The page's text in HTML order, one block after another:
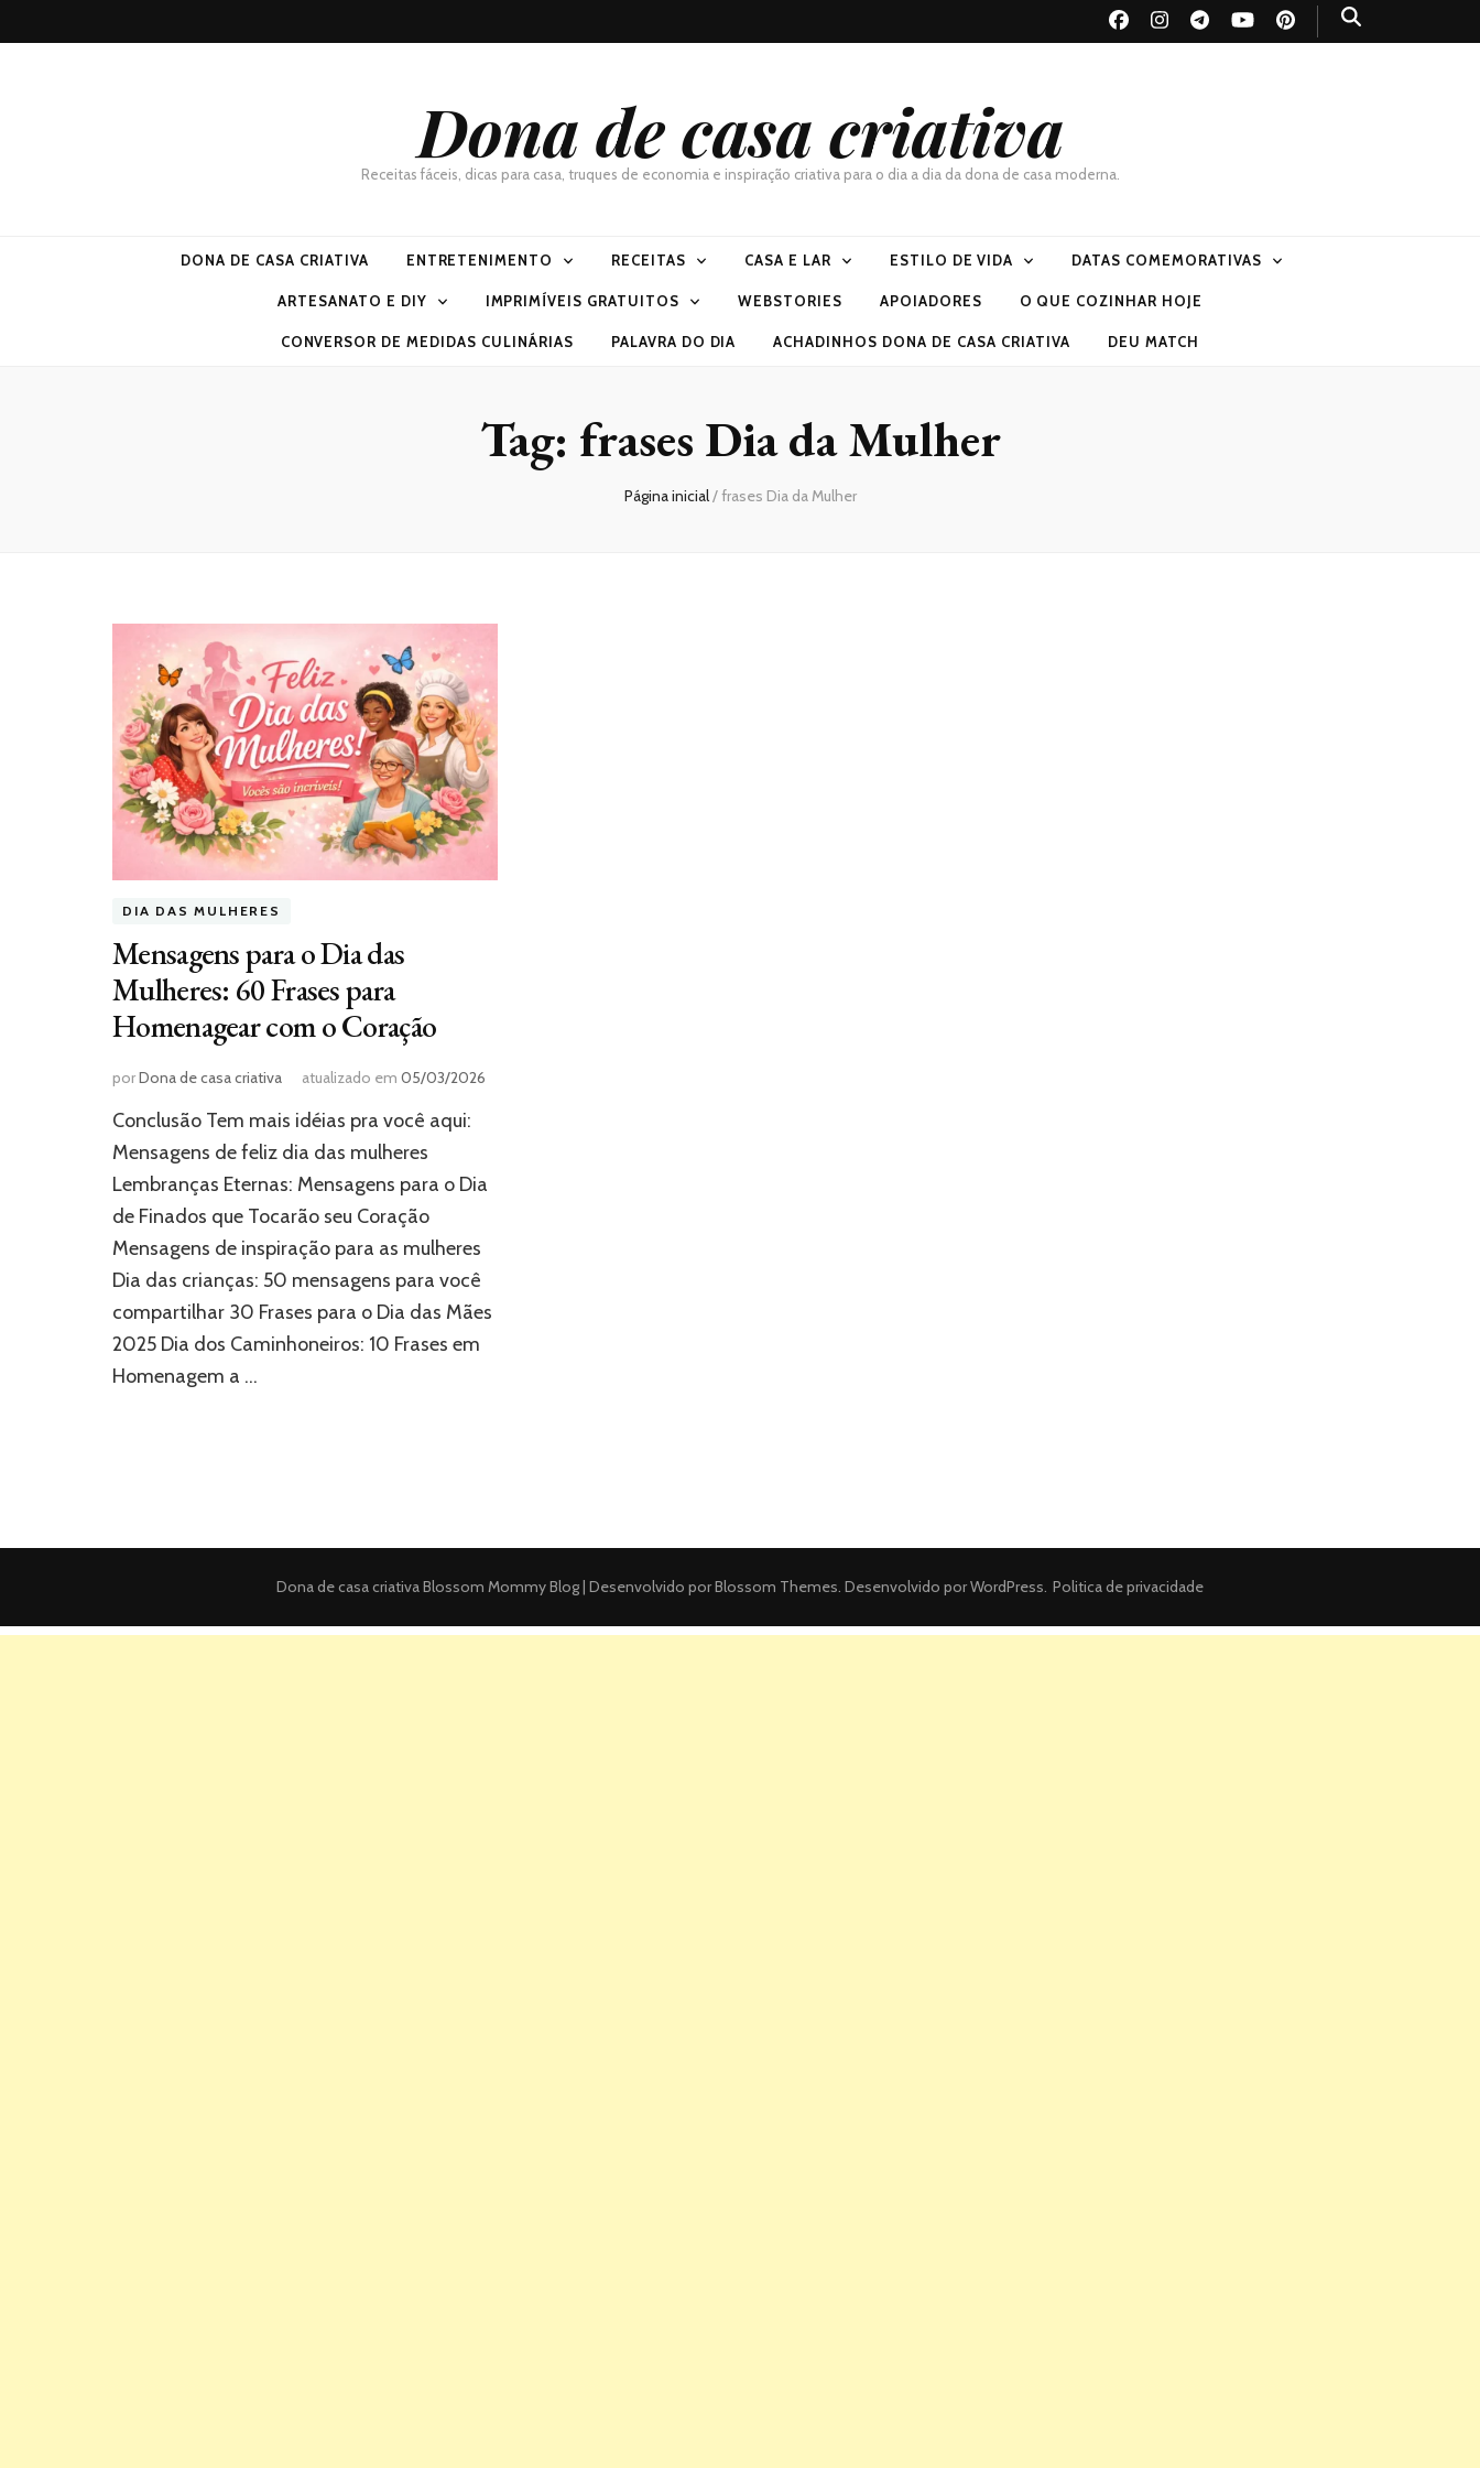
Dona de casa criativa
Receitas fáceis, dicas para casa, truques de economia e inspiração criativa para o dia a dia da dona de casa moderna.
DONA DE CASA CRIATIVA ENTRETENIMENTO RECEITAS CASA E LAR ESTILO DE VIDA DATAS COMEMORATIVAS
ARTESANATO E DIY IMPRIMÍVEIS GRATUITOS WEBSTORIES APOIADORES O QUE COZINHAR HOJE
CONVERSOR DE MEDIDAS CULINÁRIAS PALAVRA DO DIA ACHADINHOS DONA DE CASA CRIATIVA DEU MATCH
Tag: frases Dia da Mulher
Página inicial/frases Dia da Mulher
DIA DAS MULHERES
Mensagens para o Dia das
Mulheres: 60 Frases para
Homenagear com o Coração
porDona de casa criativa atualizado em 05/03/2026
Conclusão Tem mais idéias pra você aqui:
Mensagens de feliz dia das mulheres
Lembranças Eternas: Mensagens para o Dia
de Finados que Tocarão seu Coração
Mensagens de inspiração para as mulheres
Dia das crianças: 50 mensagens para você
compartilhar 30 Frases para o Dia das Mães
2025 Dia dos Caminhoneiros: 10 Frases em
Homenagem a …
Dona de casa criativaBlossom Mommy Blog | Desenvolvido porBlossom Themes. Desenvolvido porWordPress. Politica de privacidade